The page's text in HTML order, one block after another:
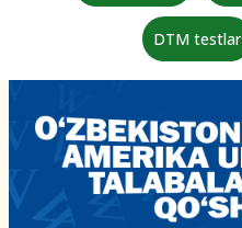
DTM testlar